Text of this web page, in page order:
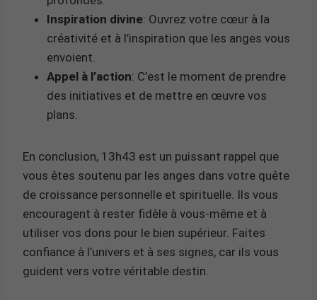
Inspiration divine: Ouvrez votre cœur à la
créativité et à l’inspiration que les anges vous
envoient.
Appel à l’action: C’est le moment de prendre
des initiatives et de mettre en œuvre vos
plans.
En conclusion, 13h43 est un puissant rappel que
vous êtes soutenu par les anges dans votre quête
de croissance personnelle et spirituelle. Ils vous
encouragent à rester fidèle à vous-même et à
utiliser vos dons pour le bien supérieur. Faites
confiance à l’univers et à ses signes, car ils vous
guident vers votre véritable destin.